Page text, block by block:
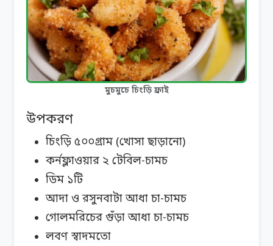
মুচমুচে চিংড়ি ফ্রাই
উপকরণ
চিংড়ি ৫০০গ্রাম (খোসা ছাড়ানো)
কর্নফ্লাওয়ার ২ টেবিল-চামচ
ডিম ১টি
আদা ও রসুনবাটা আধা চা-চামচ
গোলমরিচের গুঁড়া আধা চা-চামচ
লবণ স্বাদমতো